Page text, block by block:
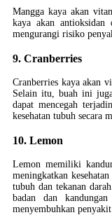
Mangga kaya akan
kaya akan antioksidan
mengurangi risiko
9. Cranberries
Cranberries kaya akan
Selain itu, buah ini
dapat mencegah
kesehatan tubuh secara
10. Lemon
Lemon memiliki
meningkatkan
tubuh dan tekanan
badan dan
menyembuhkan